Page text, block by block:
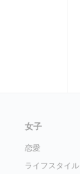
女子
恋愛
ライフスタイル